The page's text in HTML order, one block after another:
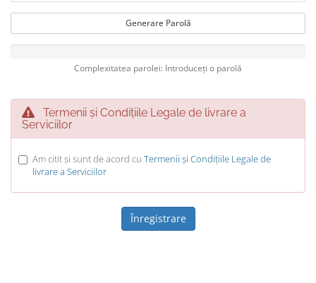
Generare Parolă
Complexitatea parolei: Introduceți o parolă
Termenii și Condițiile Legale de livrare a
Serviciilor
Am citit și sunt de acord cu Termenii și Condițiile Legale de
livrare a Serviciilor